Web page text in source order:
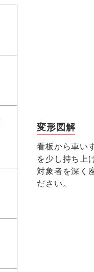
変形図解
看板から車い
を少し持ち
対象者を深く
ださい。